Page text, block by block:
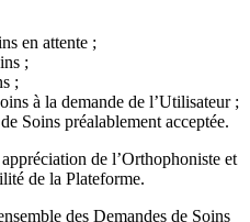
en attente ;
;
;
à la demande de l’Utilisateur ;
Soins préalablement acceptée.
de l’Orthophoniste et
de la Plateforme.
des Demandes de Soins